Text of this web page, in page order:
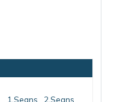
1.Seans 2.Seans